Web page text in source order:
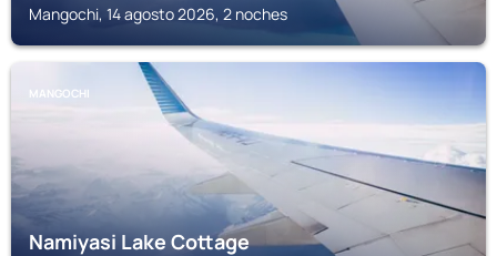
Mangochi, 14 agosto 2026, 2 noches
MANGOCHI
Namiyasi Lake Cottage